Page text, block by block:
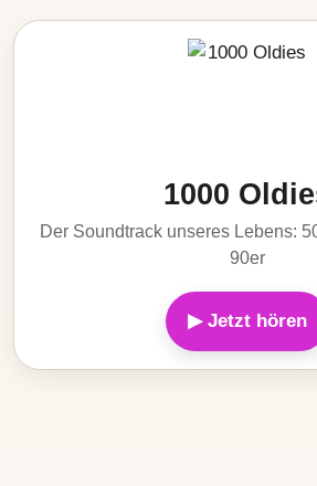
1000
Der Soundtrack unseres Lebens:
90er
▶ Jetzt hören